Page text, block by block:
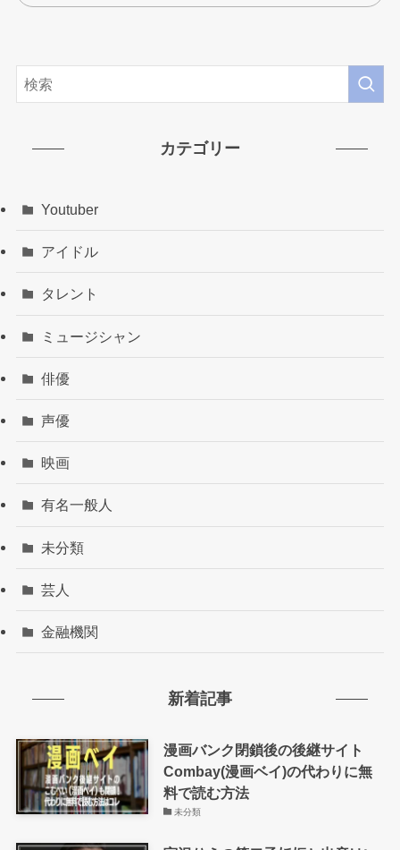
カテゴリー
Youtuber
アイドル
タレント
ミュージシャン
俳優
声優
映画
有名一般人
未分類
芸人
金融機関
新着記事
漫画バンク閉鎖後の後継サイト
Combay(漫画ベイ)の代わりに無
料で読む方法
未分類